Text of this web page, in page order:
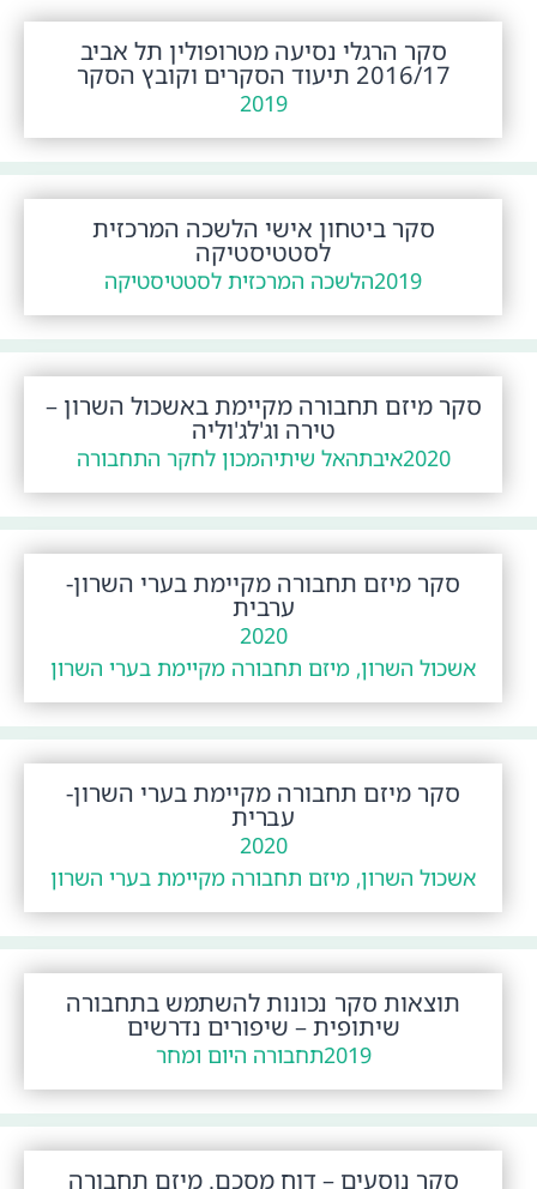
סקר הרגלי נסיעה מטרופולין תל אביב
2016/17 תיעוד הסקרים וקובץ הסקר
2019
סקר ביטחון אישי הלשכה המרכזית
לסטטיסטיקה
2019הלשכה המרכזית לסטטיסטיקה
סקר מיזם תחבורה מקיימת באשכול השרון –
טירה וג'לג'וליה
2020איבתהאל שיתיהמכון לחקר התחבורה
סקר מיזם תחבורה מקיימת בערי השרון-
ערבית
2020
אשכול השרון, מיזם תחבורה מקיימת בערי השרון
סקר מיזם תחבורה מקיימת בערי השרון-
עברית
2020
אשכול השרון, מיזם תחבורה מקיימת בערי השרון
תוצאות סקר נכונות להשתמש בתחבורה
שיתופית – שיפורים נדרשים
2019תחבורה היום ומחר
סקר נוסעים – דוח מסכם. מיזם תחבורה